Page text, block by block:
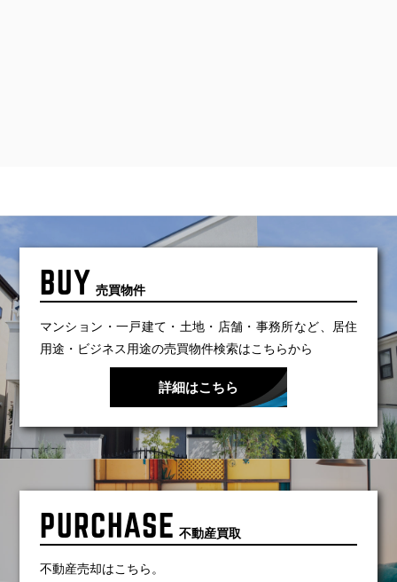
BUY 売買物件
マンション・一戸建て・土地・店舗・事務所など、
居住
用途・ビジネス用途の売買物件検索はこちらから
詳細はこちら
PURCHASE 不動産買取
不動産売却はこちら。